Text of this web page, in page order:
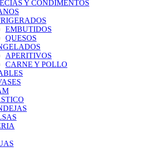
Y CONDIMENTOS
EMBUTIDOS
QUESOS
APERITIVOS
CARNE Y POLLO